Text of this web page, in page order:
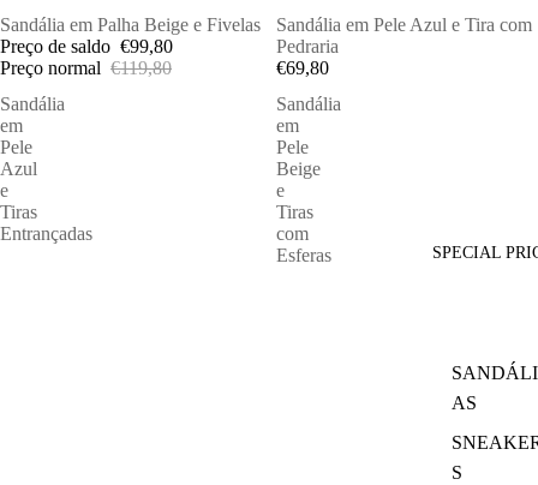
SPECIAL
SANDÁLI
AS
S
PROMOÇÕES
Sandália em Palha Beige e Fivelas
Preço de saldo €99,80
Preço normal €119,80
Sandália em Pele Azul e Tira com
Pedraria
€69,80
Sandália
em
Pele
Azul
e
Tiras
Entrançadas
Sandália
em
Pele
Beige
e
Tiras
com
Esferas